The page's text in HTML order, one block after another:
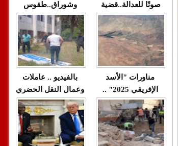
صوتًا للعدالة..قضية
"مولات 88 غرزة"
مثالا(فيديو)
متابعة حميد طولست
في زمن تزداد فيه
حالات العنف ضد
النساء ويغيب فيه أحيانًا
صدى العدالة في
ردهات الم...
وشوراق..طقوس
صادمة وملتمس
"الوجهاء"؟/ صمت
وزارة الداخلية؟/أين
الوزير التوفيق؟(فيديو)
بالفيديو .. عاملات
وعمال النقل الحضري
بفاس يعبرون عن
ارتياحهم بعد إنهاء عقد
شركة "سيتي باص"
مناورات "الأسد
الإفريقي 2025" ..
شاهد القاذفة النووية
في تدريب مع ثماني
مقاتلات من نوع F-16
تابعة للقوات الجوية